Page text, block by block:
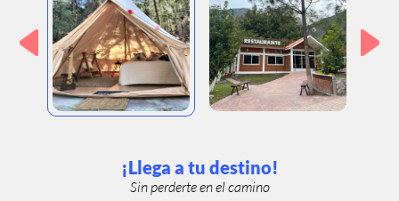
¡Llega a tu destino!
Sin perderte en el camino